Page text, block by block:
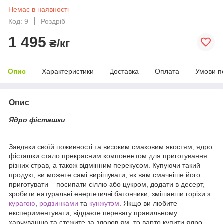
Немає в наявності
Код: 9
Роздріб
1 495 ₴/кг
Опис Характеристики Доставка Оплата Умови
Опис
Ядро фісташки
Завдяки своїй поживності та високим смаковим якостям, ядро
фісташки стало прекрасним компонентом для приготування
різних страв, а також відмінним перекусом. Купуючи такий
продукт, ви можете самі вирішувати, як вам смачніше його
приготувати – посипати сіллю або цукром, додати в десерт,
зробити натуральні енергетичні батончики, змішавши горіхи з
курагою
родзинками та кунжутом . Якщо ви любите
експериментувати, віддаєте перевагу правильному
харчуванню та стежите за здоров ям, то варто купити ядро